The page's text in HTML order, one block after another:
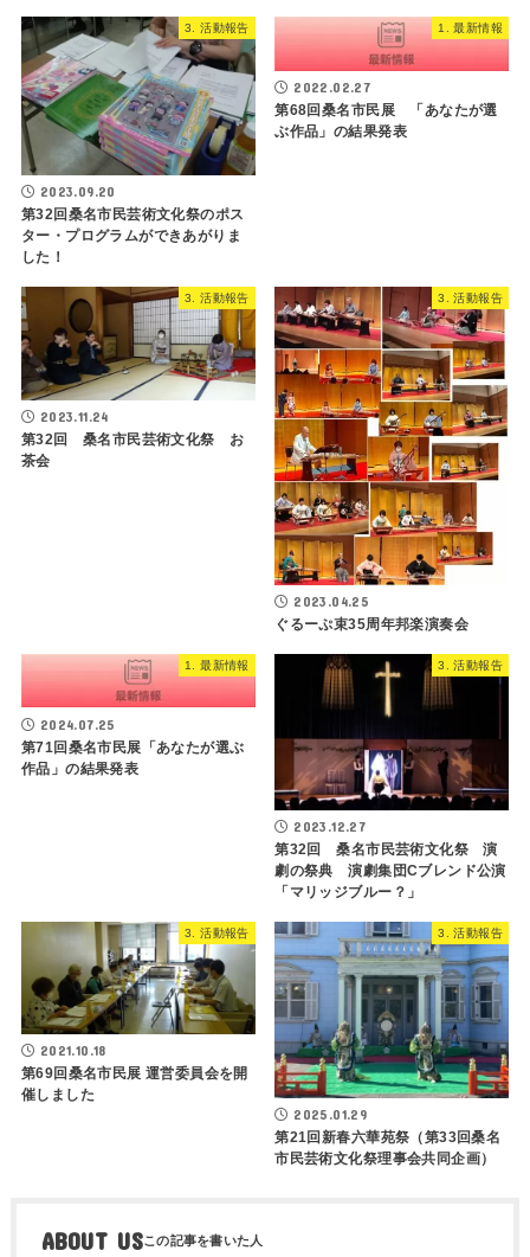
3. 活動報告
2023.09.20
第32回桑名市民芸術文化祭のポス
ター・プログラムができあがりま
した！
1. 最新情報
2022.02.27
第68回桑名市民展 「あなたが選
ぶ作品」の結果発表
3. 活動報告
2023.11.24
第32回 桑名市民芸術文化祭 お
茶会
3. 活動報告
2023.04.25
ぐるーぷ束35周年邦楽演奏会
1. 最新情報
2024.07.25
第71回桑名市民展「あなたが選ぶ
作品」の結果発表
3. 活動報告
2023.12.27
第32回 桑名市民芸術文化祭 演
劇の祭典 演劇集団Cブレンド公演
「マリッジブルー？」
3. 活動報告
2021.10.18
第69回桑名市民展 運営委員会を開
催しました
3. 活動報告
2025.01.29
第21回新春六華苑祭（第33回桑名
市民芸術文化祭理事会共同企画）
ABOUT US